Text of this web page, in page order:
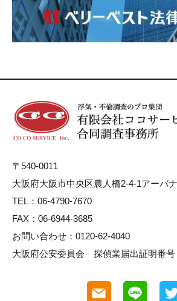
〒540-0011
大阪府大阪市中央区農人橋2-4-1アーバ
TEL：06-4790-7670
FAX：06-6944-3685
お問い合わせ：0120-62-4040
大阪府公安委員会 探偵業届出証明番号